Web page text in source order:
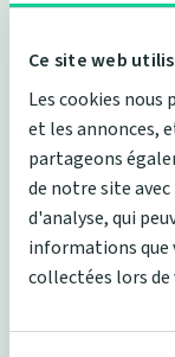
Ce site web
Les cookies
et les annonces,
partageons
de notre site
d'analyse, qui
informations que
collectées lors
Housse
7
Soutien
À partir de